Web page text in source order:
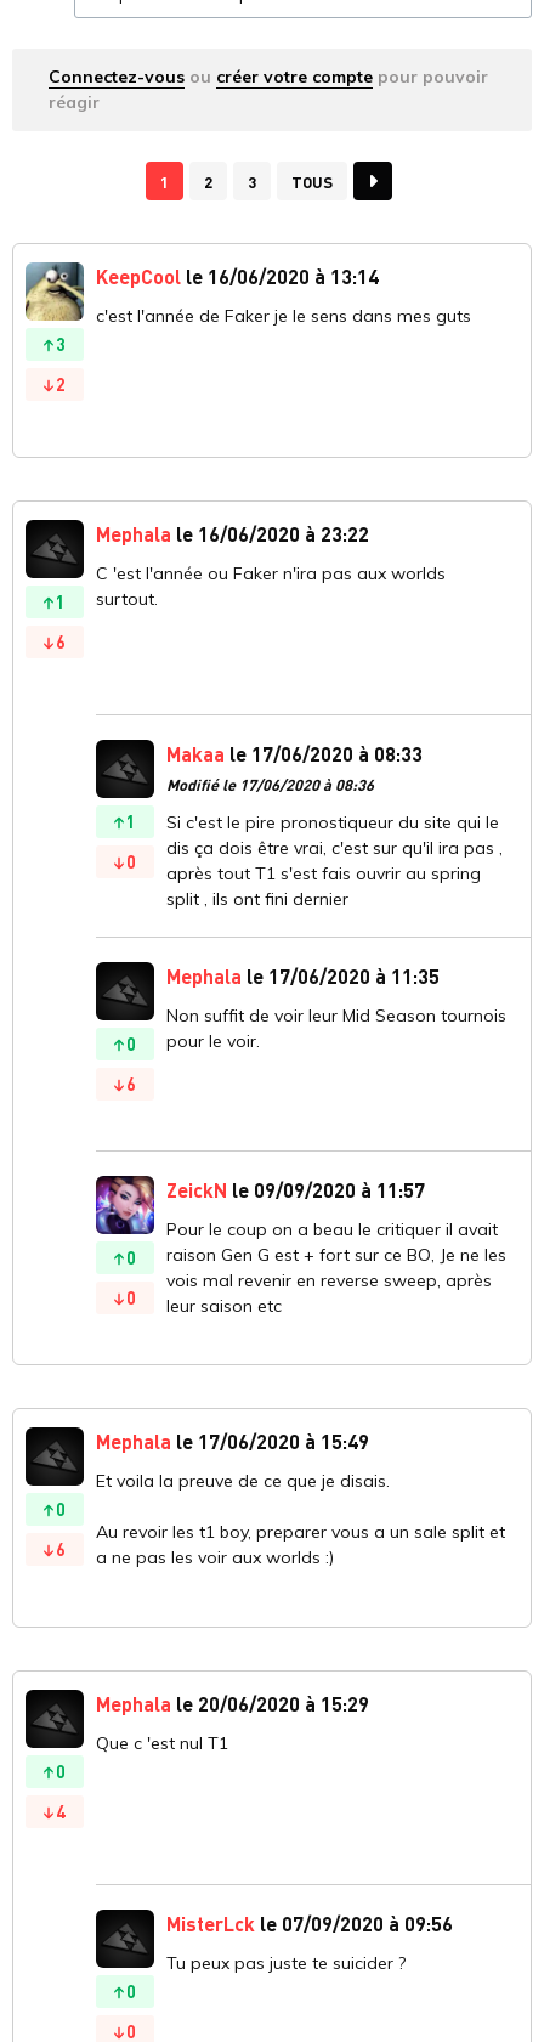
Connectez-vous ou créer votre compte pour pouvoir
réagir
1 2 3 TOUS
3
2
KeepCool le 16/06/2020 à 13:14
c'est l'année de Faker je le sens dans mes guts
1
6
Mephala le 16/06/2020 à 23:22
C 'est l'année ou Faker n'ira pas aux worlds
surtout.
1
0
Makaa le 17/06/2020 à 08:33
Modifié le 17/06/2020 à 08:36
Si c'est le pire pronostiqueur du site qui le
dis ça dois être vrai, c'est sur qu'il ira pas ,
après tout T1 s'est fais ouvrir au spring
split , ils ont fini dernier
0
6
Mephala le 17/06/2020 à 11:35
Non suffit de voir leur Mid Season tournois
pour le voir.
0
0
ZeickN le 09/09/2020 à 11:57
Pour le coup on a beau le critiquer il avait
raison Gen G est + fort sur ce BO, Je ne les
vois mal revenir en reverse sweep, après
leur saison etc
0
6
Mephala le 17/06/2020 à 15:49
Et voila la preuve de ce que je disais.
Au revoir les t1 boy, preparer vous a un sale split et
a ne pas les voir aux worlds :)
0
4
Mephala le 20/06/2020 à 15:29
Que c 'est nul T1
0
0
MisterLck le 07/09/2020 à 09:56
Tu peux pas juste te suicider ?